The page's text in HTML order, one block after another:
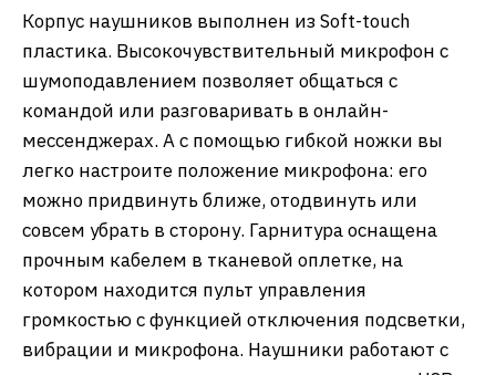
Корпус наушников выполнен из Soft-touch
пластика. Высокочувствительный микрофон с
шумоподавлением позволяет общаться с
командой или разговаривать в онлайн-
мессенджерах. А с помощью гибкой ножки вы
легко настроите положение микрофона: его
можно придвинуть ближе, отодвинуть или
совсем убрать в сторону. Гарнитура оснащена
прочным кабелем в тканевой оплетке, на
котором находится пульт управления
громкостью с функцией отключения подсветки,
вибрации и микрофона. Наушники работают с